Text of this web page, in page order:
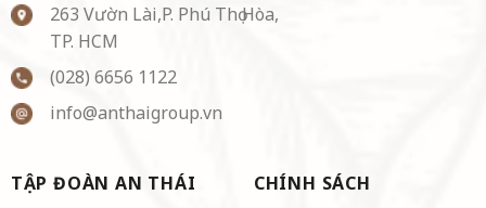
263 Vườn Lài,P. Phú Thọ Hòa,
TP. HCM
(028) 6656 1122
info@anthaigroup.vn
TẬP ĐOÀN AN THÁI
CHÍNH SÁCH